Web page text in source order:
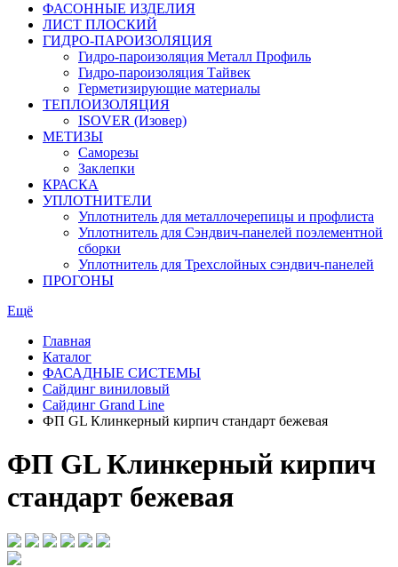
ФАСОННЫЕ ИЗДЕЛИЯ
ЛИСТ ПЛОСКИЙ
ГИДРО-ПАРОИЗОЛЯЦИЯ
Гидро-пароизоляция Металл Профиль
Гидро-пароизоляция Тайвек
Герметизирующие материалы
ТЕПЛОИЗОЛЯЦИЯ
ISOVER (Изовер)
МЕТИЗЫ
Саморезы
Заклепки
КРАСКА
УПЛОТНИТЕЛИ
Уплотнитель для металлочерепицы и профлиста
Уплотнитель для Сэндвич-панелей поэлементной
сборки
Уплотнитель для Трехслойных сэндвич-панелей
ПРОГОНЫ
Ещё
Главная
Каталог
ФАСАДНЫЕ СИСТЕМЫ
Сайдинг виниловый
Сайдинг Grand Line
ФП GL Клинкерный кирпич стандарт бежевая
ФП GL Клинкерный кирпич
стандарт бежевая